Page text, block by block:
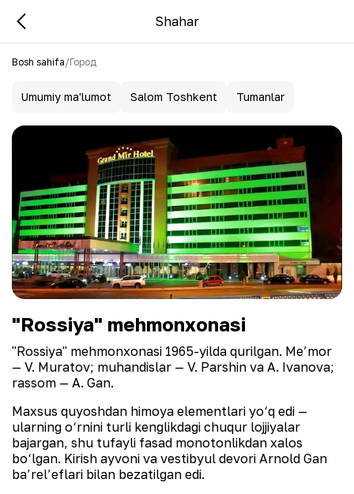
Shahar
Bosh sahifa/Город
Umumiy ma'lumot Salom Toshkent Tumanlar
"Rossiya" mehmonxonasi
"Rossiya" mehmonxonasi 1965-yilda qurilgan. Me’mor
— V. Muratov; muhandislar — V. Parshin va A. Ivanova;
rassom — A. Gan.
Maxsus quyoshdan himoya elementlari yo‘q edi —
ularning o‘rnini turli kenglikdagi chuqur lojjiyalar
bajargan, shu tufayli fasad monotonlikdan xalos
bo‘lgan. Kirish ayvoni va vestibyul devori Arnold Gan
ba’rel’eflari bilan bezatilgan edi.